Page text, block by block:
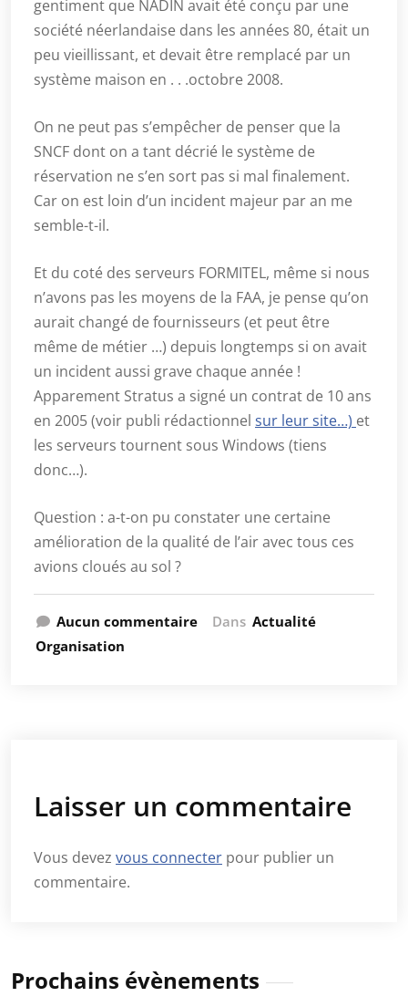
gentiment que NADIN avait été conçu par une
société néerlandaise dans les années 80, était un
peu vieillissant, et devait être remplacé par un
système maison en . . .octobre 2008.
On ne peut pas s’empêcher de penser que la
SNCF dont on a tant décrié le système de
réservation ne s’en sort pas si mal finalement.
Car on est loin d’un incident majeur par an me
semble-t-il.
Et du coté des serveurs FORMITEL, même si nous
n’avons pas les moyens de la FAA, je pense qu’on
aurait changé de fournisseurs (et peut être
même de métier …) depuis longtemps si on avait
un incident aussi grave chaque année !
Apparement Stratus a signé un contrat de 10 ans
en 2005 (voir publi rédactionnel sur leur site…) et
les serveurs tournent sous Windows (tiens
donc…).
Question : a-t-on pu constater une certaine
amélioration de la qualité de l’air avec tous ces
avions cloués au sol ?
Aucun commentaire Dans Actualité
Organisation
Laisser un commentaire
Vous devez vous connecter pour publier un
commentaire.
Prochains évènements